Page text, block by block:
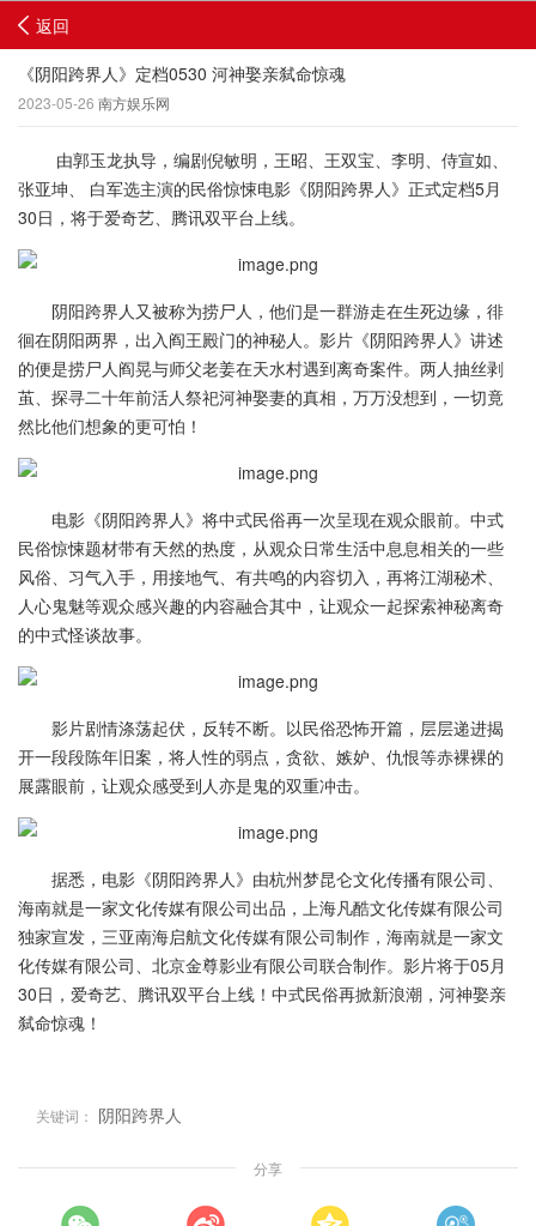
返回
《阴阳跨界人》定档0530 河神娶亲弑命惊魂
2023-05-26 南方娱乐网
由郭玉龙执导，编剧倪敏明，王昭、王双宝、李明、侍宣如、
张亚坤、 白军选主演的民俗惊悚电影《阴阳跨界人》正式定档5月
30日，将于爱奇艺、腾讯双平台上线。
阴阳跨界人又被称为捞尸人，他们是一群游走在生死边缘，徘
徊在阴阳两界，出入阎王殿门的神秘人。影片《阴阳跨界人》讲述
的便是捞尸人阎晃与师父老姜在天水村遇到离奇案件。两人抽丝剥
茧、探寻二十年前活人祭祀河神娶妻的真相，万万没想到，一切竟
然比他们想象的更可怕！
电影《阴阳跨界人》将中式民俗再一次呈现在观众眼前。中式
民俗惊悚题材带有天然的热度，从观众日常生活中息息相关的一些
风俗、习气入手，用接地气、有共鸣的内容切入，再将江湖秘术、
人心鬼魅等观众感兴趣的内容融合其中，让观众一起探索神秘离奇
的中式怪谈故事。
影片剧情涤荡起伏，反转不断。以民俗恐怖开篇，层层递进揭
开一段段陈年旧案，将人性的弱点，贪欲、嫉妒、仇恨等赤裸裸的
展露眼前，让观众感受到人亦是鬼的双重冲击。
据悉，电影《阴阳跨界人》由杭州梦昆仑文化传播有限公司、
海南就是一家文化传媒有限公司出品，上海凡酷文化传媒有限公司
独家宣发，三亚南海启航文化传媒有限公司制作，海南就是一家文
化传媒有限公司、北京金尊影业有限公司联合制作。影片将于05月
30日，爱奇艺、腾讯双平台上线！中式民俗再掀新浪潮，河神娶亲
弑命惊魂！
关键词： 阴阳跨界人
分享